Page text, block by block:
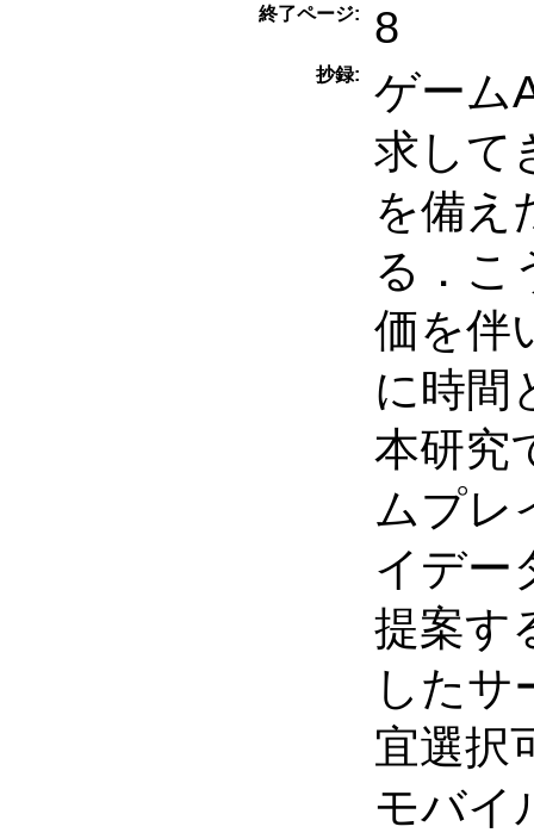
終了ページ: 8
抄録:
ゲーム
求して
を備え
る．こ
価を伴
に時間
本研究
ムプレ
イデー
提案す
したサ
宜選択
モバイ